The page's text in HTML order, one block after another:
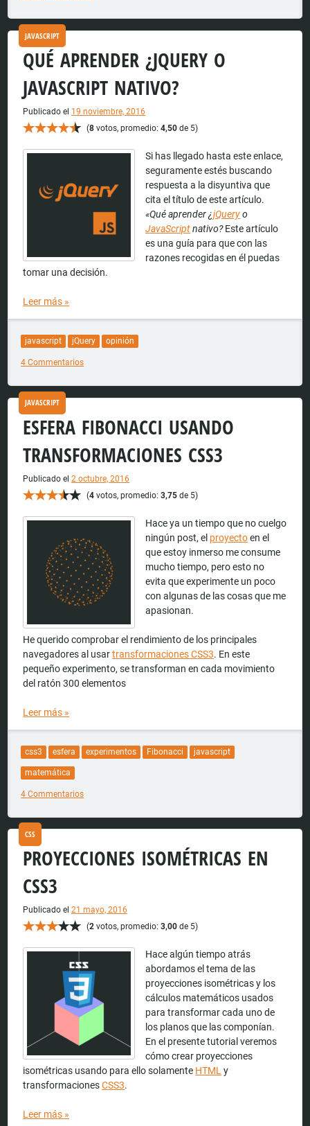
JAVASCRIPT
QUÉ APRENDER ¿JQUERY O
JAVASCRIPT NATIVO?
Publicado el 19 noviembre, 2016
(8 votos, promedio:4,50 de 5)
Si has llegado hasta este enlace,
seguramente estés buscando
respuesta a la disyuntiva que
cita el título de este artículo.
«Qué aprender ¿jQueryo
JavaScriptnativo?Este artículo
es una guía para que con las
razones recogidas en él puedas
tomar una decisión.
Leer más »
javascript jQuery opinión
4 Commentarios
JAVASCRIPT
ESFERA FIBONACCI USANDO
TRANSFORMACIONES CSS3
Publicado el2 octubre, 2016
(4 votos, promedio:3,75 de 5)
Hace ya un tiempo que no cuelgo
ningún post, el proyectoen el
que estoy inmerso me consume
mucho tiempo, pero esto no
evita que experimente un poco
con algunas de las cosas que me
apasionan.
He querido comprobar el rendimiento de los principales
navegadores al usartransformaciones CSS3. En este
pequeño experimento, se transforman en cada movimiento
del ratón 300 elementos
Leer más »
css3 esfera experimentos Fibonacci javascript
matemática
4 Commentarios
CSS
PROYECCIONES ISOMÉTRICAS EN
CSS3
Publicado el21 mayo, 2016
(2 votos, promedio:3,00 de 5)
Hace algún tiempo atrás
abordamos el tema de las
proyecciones isométricas y los
cálculos matemáticos usados
para transformar cada uno de
los planos que las componían.
En el presente tutorial veremos
cómo crear proyecciones
isométricas usando para ello solamente HTMLy
transformacionesCSS3.
Leer más »